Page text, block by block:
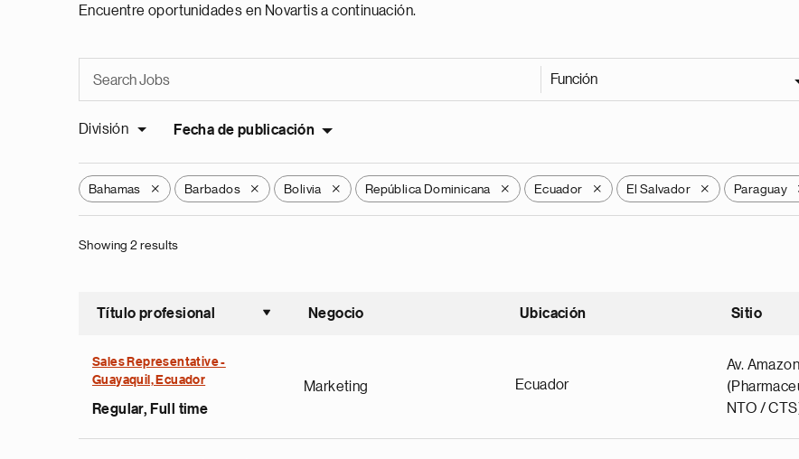
Encuentre oportunidades en Novartis a continuación.
Función
División Fecha de publicación
Bahamas X Barbados X Bolivia X República Dominicana X Ecuador X El Salvador X Paraguay
Showing 2 results
Título profesional
Ordenar ascendente
Negocio Ubicación Sitio
Sales Representative -
Guayaquil, Ecuador
Regular, Full time
Marketing Ecuador
Av.
NTO /